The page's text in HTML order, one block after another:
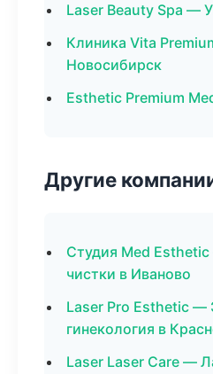
Laser Beauty Spa —
Клиника Vita
Новосибирск
Esthetic Premium
Другие
Студия Med
чистки в Иваново
Laser Pro Esthetic —
гинекология в
Laser Laser Care —